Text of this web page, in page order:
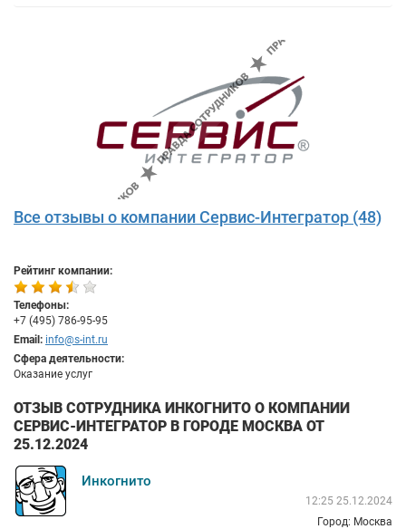
Все отзывы о компании Сервис-Интегратор (48)
Рейтинг компании:
Телефоны:
+7 (495) 786-95-95
Email: info@s-int.ru
Сфера деятельности:
Оказание услуг
ОТЗЫВ СОТРУДНИКА ИНКОГНИТО О КОМПАНИИ
СЕРВИС-ИНТЕГРАТОР В ГОРОДЕ МОСКВА ОТ
25.12.2024
Инкогнито
12:25 25.12.2024
Город: Москва